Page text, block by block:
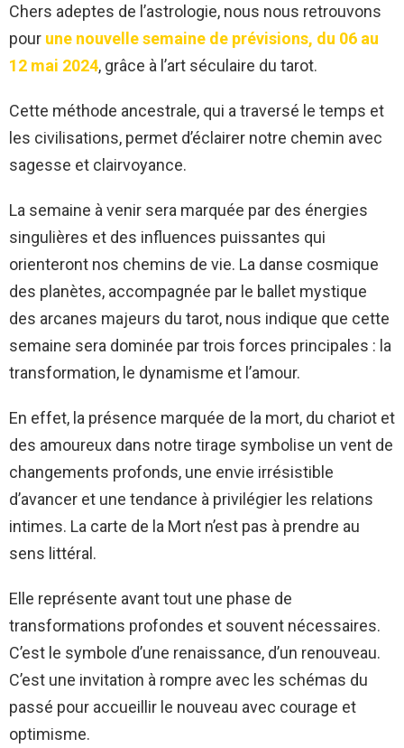
Chers adeptes de l’astrologie, nous nous retrouvons
pour une nouvelle semaine de prévisions, du 06 au
12 mai 2024, grâce à l’art séculaire du tarot.
Cette méthode ancestrale, qui a traversé le temps et
les civilisations, permet d’éclairer notre chemin avec
sagesse et clairvoyance.
La semaine à venir sera marquée par des énergies
singulières et des influences puissantes qui
orienteront nos chemins de vie. La danse cosmique
des planètes, accompagnée par le ballet mystique
des arcanes majeurs du tarot, nous indique que cette
semaine sera dominée par trois forces principales : la
transformation, le dynamisme et l’amour.
En effet, la présence marquée de la mort, du chariot et
des amoureux dans notre tirage symbolise un vent de
changements profonds, une envie irrésistible
d’avancer et une tendance à privilégier les relations
intimes. La carte de la Mort n’est pas à prendre au
sens littéral.
Elle représente avant tout une phase de
transformations profondes et souvent nécessaires.
C’est le symbole d’une renaissance, d’un renouveau.
C’est une invitation à rompre avec les schémas du
passé pour accueillir le nouveau avec courage et
optimisme.